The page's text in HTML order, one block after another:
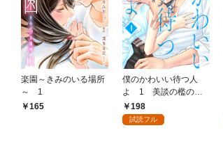
楽園～きみのいる場所
～ 1
165
僕のかわいい待つ人
よ 1 美談の檻のな
か198
試読フル